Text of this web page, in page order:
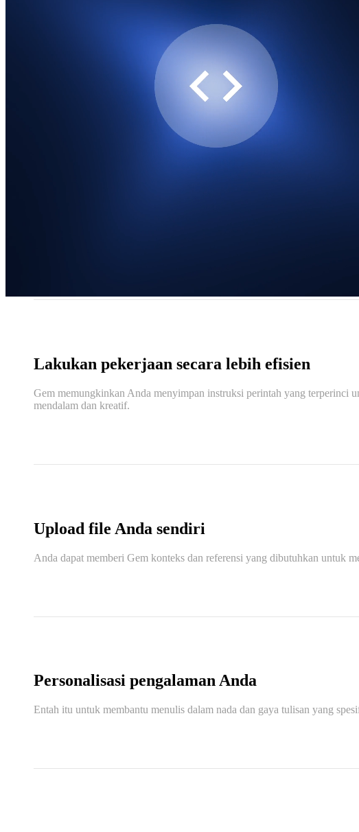
Lakukan pekerjaan secara lebih efisien
Gem memungkinkan Anda menyimpan instruksi perintah yang terperinci
mendalam dan kreatif.
Upload file Anda sendiri
Anda dapat memberi Gem konteks dan referensi yang dibutuhkan untuk
Personalisasi pengalaman Anda
Entah itu untuk membantu menulis dalam nada dan gaya tulisan yang